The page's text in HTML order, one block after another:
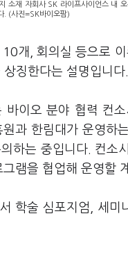
소재 자회사 SK 라이프사이언스 내
. (사진=SK바이오팜)
개, 회의실 등으로
징한다는 설명입니다.
이오 분야 협력 컨
과 한림대가 운영
하는 중입니다. 컨소
램을 협업해 운영할
학술 심포지엄, 세미